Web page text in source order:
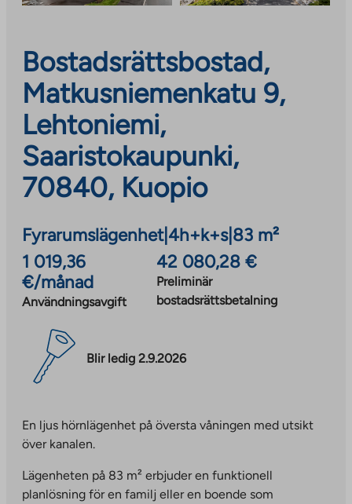
Bostadsrättsbostad,
Matkusniemenkatu 9,
Lehtoniemi,
Saaristokaupunki,
70840, Kuopio
Fyrarumslägenhet| 4h+k+s| 83 m²
1 019,36
€/månad
Användningsavgift
42 080,28 €
Preliminär
bostadsrättsbetalning
Blir ledig 2.9.2026
En ljus hörnlägenhet på översta våningen med utsikt
över kanalen.
Lägenheten på 83 m² erbjuder en funktionell
planlösning för en familj eller en boende som